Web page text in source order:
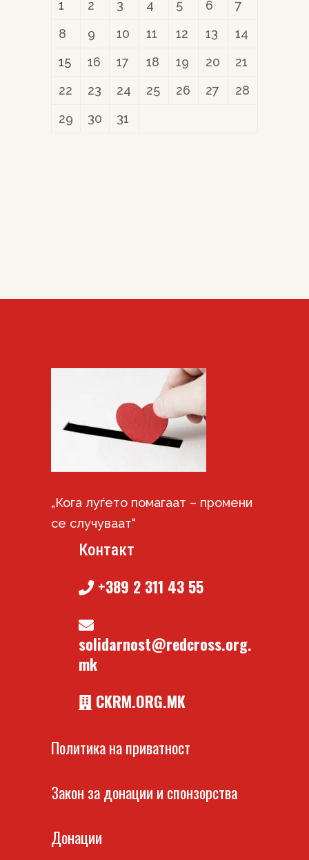
1
2 3 4 5 6
7
8
9 10 11 12 13
14
15
16 17 18 19 20
21
22
23 24 25 26 27
28
29
30 31
„Кога луѓето помагаат – промени
се случуваат“
Контакт
+389 2 311 43 55
solidarnost@redcross.org.
mk
CKRM.ORG.MK
Политика на приватност
Закон за донации и спонзорства
Донации